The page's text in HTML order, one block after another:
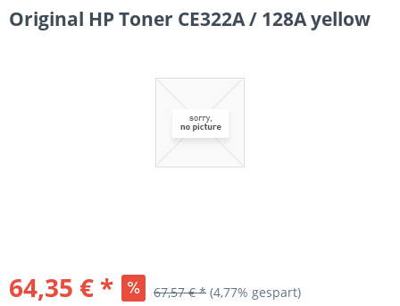
Original HP Toner CE322A / 128A yellow
64,35 € * 67,57 € * (4,77% gespart)